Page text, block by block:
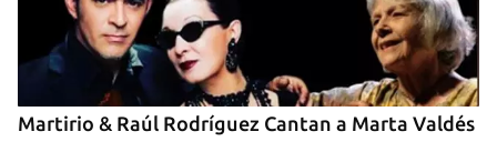
INICIAR SESIÓN CANCELAR
Martirio & Raúl Rodríguez Cantan a Marta Valdés